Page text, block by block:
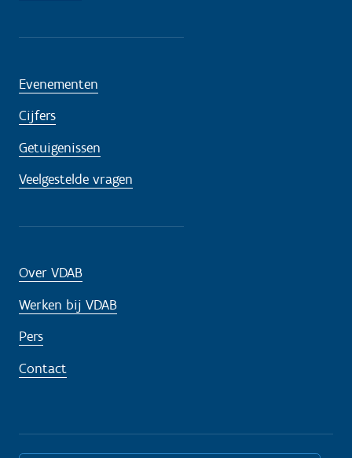
Evenementen
Cijfers
Getuigenissen
Veelgestelde vragen
Over VDAB
Werken bij VDAB
Pers
Contact